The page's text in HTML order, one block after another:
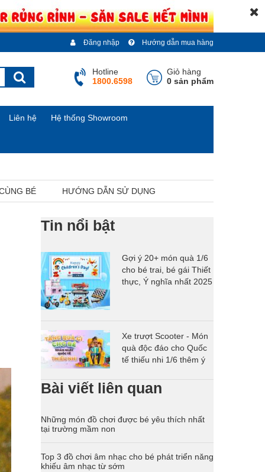
Hướng dẫn mua hàng
Đăng nhập
Giỏ hàng
0 sản phẩm
Hotline
1800.6598
Liên hệ Hệ thống Showroom
BÉ HƯỚNG DẪN SỬ DỤNG
Tin nổi bật
Gợi ý 20+ món quà 1/6
cho bé trai, bé gái Thiết
thực, Ý nghĩa nhất 2025
Xe trượt Scooter - Món
quà độc đáo cho Quốc
tế thiếu nhi 1/6 thêm ý
Bài viết liên quan
Những món đồ chơi được bé yêu thích nhất
tại trường mầm non
Top 3 đồ chơi âm nhạc cho bé phát triển năng
khiếu âm nhạc từ sớm